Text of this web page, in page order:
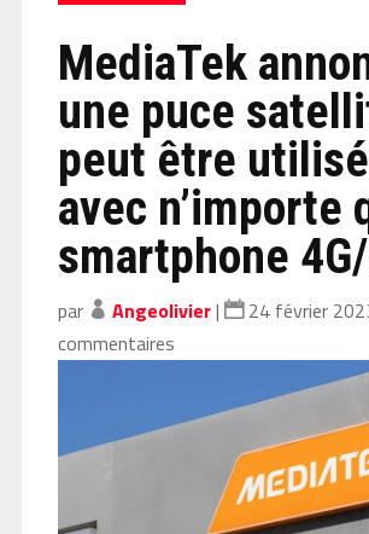
MediaTek
une puce
peut être
avec n’importe
smartphone
par Angeolivier| 24 février
commentaires